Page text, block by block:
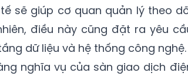
sẽ giúp cơ quan quản lý theo
điều này cũng đặt ra yêu
dữ liệu và hệ thống công nghệ.
nghĩa vụ của sàn giao dịch